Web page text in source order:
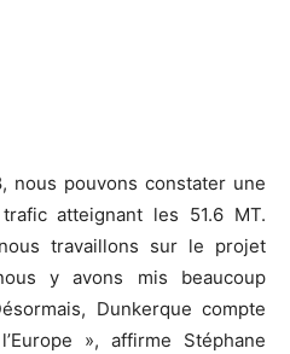
nous pouvons constater une
atteignant les 51.6 MT.
travaillons sur le projet
y avons mis beaucoup
Dunkerque compte
», affirme Stéphane